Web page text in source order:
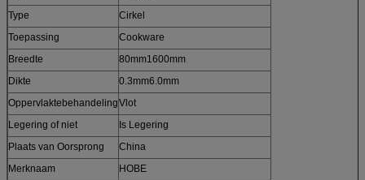
Type
Cirkel
Toepassing
Cookware
Breedte
80mm1600mm
Dikte
0.3mm6.0mm
OppervlaktebehandelingVlot
Legering of niet
Is Legering
Plaats van Oorsprong
China
Merknaam
HOBE